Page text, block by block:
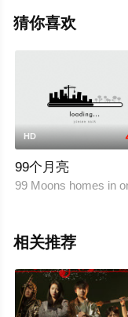
影，手机免费观看
猜你喜欢
HD
99个月亮
99 Moons homes in
相关推荐